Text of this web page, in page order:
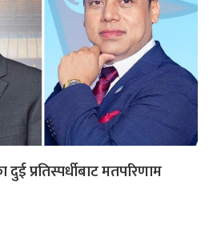
प्रतिस्पर्धीबाट मतपरिणाम